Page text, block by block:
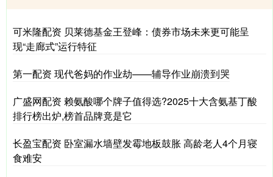
可米隆配资 贝莱德基金王登峰：债券市场未来更可能呈
现“走廊式”运行特征
第一配资 现代爸妈的作业劫——辅导作业崩溃到哭
广盛网配资 赖氨酸哪个牌子值得选?2025十大含氨基丁酸
排行榜出炉,榜首品牌竟是它
长盈宝配资 卧室漏水墙壁发霉地板鼓胀 高龄老人4个月寝
食难安